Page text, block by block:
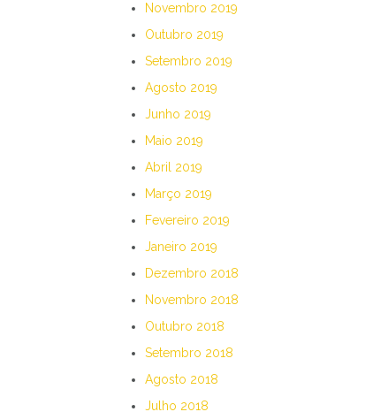
Novembro 2019
Outubro 2019
Setembro 2019
Agosto 2019
Junho 2019
Maio 2019
Abril 2019
Março 2019
Fevereiro 2019
Janeiro 2019
Dezembro 2018
Novembro 2018
Outubro 2018
Setembro 2018
Agosto 2018
Julho 2018